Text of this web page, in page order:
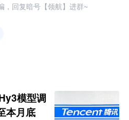
，回复暗号【领航】进群~
模型调
本月底